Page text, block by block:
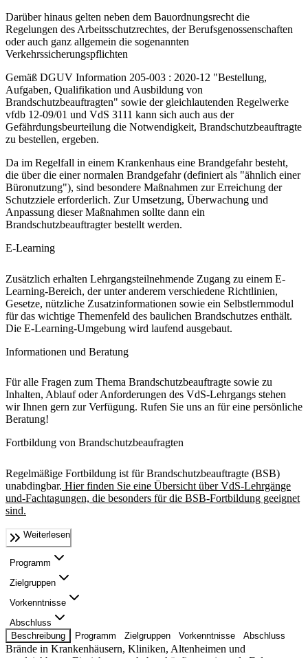
Darüber hinaus gelten neben dem Bauordnungsrecht die
Regelungen des Arbeitsschutzrechtes, der Berufsgenossenschaften
oder auch ganz allgemein die sogenannten
Verkehrssicherungspflichten
Gemäß DGUV Information 205-003 : 2020-12 "Bestellung,
Aufgaben, Qualifikation und Ausbildung von
Brandschutzbeauftragten" sowie der gleichlautenden Regelwerke
vfdb 12-09/01 und VdS 3111 kann sich auch aus der
Gefährdungsbeurteilung die Notwendigkeit, Brandschutzbeauftragte
zu bestellen, ergeben.
Da im Regelfall in einem Krankenhaus eine Brandgefahr be­steht,
die über die einer normalen Brandgefahr (definiert als "ähnlich einer
Büronutzung"), sind besondere Maßnahmen zur Erreichung der
Schutzziele erforderlich. Zur Um­setzung, Überwachung und
Anpassung dieser Maßnahmen sollte dann ein
Brandschutzbeauftragter bestellt werden.
E-Learning
Zusätzlich erhalten Lehrgangsteilnehmende Zugang zu einem E-
Learning-Bereich, der unter anderem verschiedene Richtlinien,
Gesetze, nützliche Zusatzinformationen sowie ein Selbstlernmodul
für das wichtige Themenfeld des baulichen Brandschutzes enthält.
Die E-Learning-Umgebung wird laufend ausgebaut.
Informationen und Beratung
Für alle Fragen zum Thema Brandschutzbeauftragte sowie zu
Inhalten, Ablauf oder Anforderungen des VdS-Lehrgangs stehen
wir Ihnen gern zur Verfügung. Rufen Sie uns an für eine persönliche
Beratung!
Fortbildung von Brandschutzbeaufragten
Regelmäßige Fortbildung ist für Brandschutzbeauftragte (BSB)
unabdingbar. Hier finden Sie eine Übersicht über VdS-Lehrgänge
und-Fachtagungen, die besonders für die BSB-Fortbildung geeignet
sind.
Weiterlesen
Programm
Zielgruppen
Vorkenntnisse
Abschluss
Beschreibung
Programm Zielgruppen Vorkenntnisse Abschluss
Brände in Krankenhäusern, Kliniken, Altenheimen und